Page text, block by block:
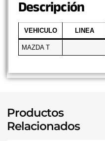
Descripción
VEHICULO LINEA
MAZDA T
Productos
Relacionados